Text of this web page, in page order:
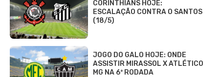
CORINTHIANS HOJE:
ESCALAÇÃO CONTRA O SANTOS
(18/5)
JOGO DO GALO HOJE: ONDE
ASSISTIR MIRASSOL X ATLÉTICO
MG NA 6ª RODADA